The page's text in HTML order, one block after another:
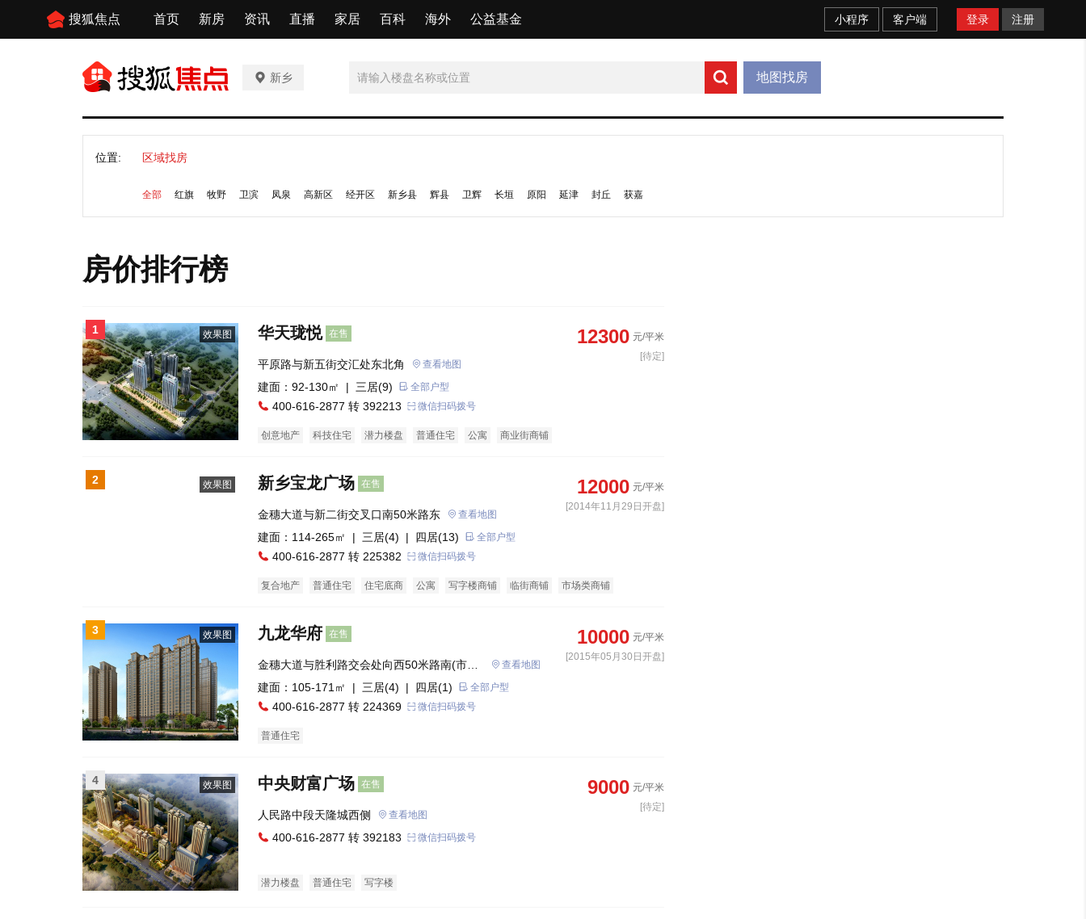
搜狐焦点 首页 新房 资讯 直播 家居 百科 海外 公益基金 小程序 客户端 登录 注册
新乡 地图找房
位置: 区域找房
全部 红旗 牧野 卫滨 凤泉 高新区 经开区 新乡县 辉县 卫辉 长垣 原阳 延津 封丘 获嘉
房价排行榜
效果图
1 华天珑悦 在售 12300 元/平米
[待定]
平原路与新五街交汇处东北角 查看地图
建面：92-130㎡ | 三居(9) 全部户型
400-616-2877 转 392213 微信扫码拨号
创意地产 科技住宅 潜力楼盘 普通住宅 公寓 商业街商铺
效果图
2 新乡宝龙广场 在售 12000 元/平米
[2014年11月29日开盘]
金穗大道与新二街交叉口南50米路东 查看地图
建面：114-265㎡ | 三居(4) | 四居(13) 全部户型
400-616-2877 转 225382 微信扫码拨号
复合地产 普通住宅 住宅底商 公寓 写字楼商铺 临街商铺
市场类商铺
效果图
3 九龙华府 在售 10000 元/平米
[2015年05月30日开盘]
金穗大道与胜利路交会处向西50米路南(市中
心医院对面)
查看地图
建面：105-171㎡ | 三居(4) | 四居(1) 全部户型
400-616-2877 转 224369 微信扫码拨号
普通住宅
效果图
4 中央财富广场 在售 9000 元/平米
[待定]
人民路中段天隆城西侧 查看地图
400-616-2877 转 392183 微信扫码拨号
潜力楼盘 普通住宅 写字楼